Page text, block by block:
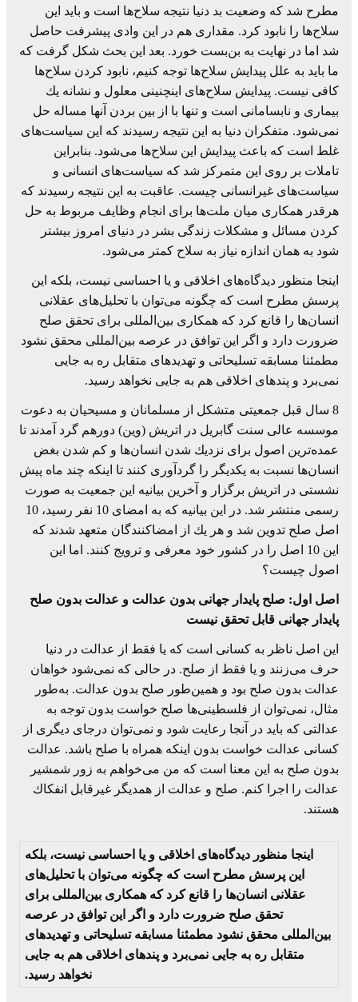
مطرح شد كه وضعیت بد دنیا نتیجه سلاح‌ها است و باید این
سلاح‌ها را نابود كرد. مقداری هم در این وادی پیشرفت حاصل
شد اما در نهایت به بن‌بست خورد. بعد این بحث شكل گرفت كه
ما باید به علل پیدایش سلاح‌ها توجه كنیم، نابود كردن سلاح‌ها
كافی نیست. پیدایش سلاح‌های اینچنینی معلول و نشانه یك
بیماری و نابسامانی است و تنها با از بین بردن آنها مساله حل
نمی‌شود. متفكران دنیا به این نتیجه رسیدند كه این سیاست‌های
غلط است كه باعث پیدایش این سلاح‌ها می‌شود. بنابراین
تاملات بر روی این متمركز شد كه سیاست‌های انسانی و
سیاست‌های غیرانسانی چیست. عاقبت به این نتیجه رسیدند كه
هرقدر همكاری میان ملت‌ها برای انجام وظایف مربوط به حل
كردن مسائل و مشكلات زندگی بشر در دنیای امروز بیشتر
شود به همان اندازه نیاز به سلاح كمتر می‌شود.
اینجا منظور دیدگاه‌های اخلاقی و یا احساسی نیست، بلكه این
پرسش مطرح است كه چگونه می‌توان با تحلیل‌های عقلانی
انسان‌ها را قانع كرد كه همكاری بین‌المللی برای تحقق صلح
ضرورت دارد و اگر این توافق در عرصه بین‌المللی محقق نشود
مطمئنا مسابقه تسلیحاتی و تهدیدهای متقابل ره به جایی
نمی‌برد و پندهای اخلاقی هم به جایی نخواهد رسید.
8 سال قبل جمعیتی متشكل از مسلمانان و مسیحیان به دعوت
موسسه عالی سنت گابریل در اتریش (وین) دورهم گرد آمدند تا
عمده‌ترین اصول برای نزدیك شدن انسان‌ها و كم شدن بغض
انسان‌ها نسبت به یكدیگر را گردآوری كنند تا اینكه چند ماه پیش
نشستی در اتریش برگزار و آخرین بیانیه این جمعیت به صورت
رسمی منتشر شد. در این بیانیه كه به امضای 10 نفر رسید، 10
اصل صلح تدوین شد و هر یك از امضاكنندگان متعهد شدند كه
این 10 اصل را در كشور خود معرفی و ترویج كنند. اما این
اصول چیست؟
اصل اول: صلح پایدار جهانی بدون عدالت و عدالت بدون صلح
پایدار جهانی قابل تحقق نیست
این اصل ناظر به كسانی است كه یا فقط از عدالت در دنیا
حرف می‌زنند و یا فقط از صلح. در حالی كه نمی‌شود خواهان
عدالت بدون صلح بود و همین‌طور صلح بدون عدالت. به‌طور
مثال، نمی‌توان از فلسطینی‌ها صلح خواست بدون توجه به
عدالتی كه باید در آنجا رعایت شود و نمی‌توان درجای دیگری از
كسانی عدالت خواست بدون اینكه همراه با صلح باشد. عدالت
بدون صلح به این معنا است كه من می‌خواهم به زور شمشیر
عدالت را اجرا كنم. صلح و عدالت از همدیگر غیرقابل انفكاك
هستند.
اینجا منظور دیدگاه‌های اخلاقی و یا احساسی نیست، بلكه
این پرسش مطرح است كه چگونه می‌توان با تحلیل‌های
عقلانی انسان‌ها را قانع كرد كه همكاری بین‌المللی برای
تحقق صلح ضرورت دارد و اگر این توافق در عرصه
بین‌المللی محقق نشود مطمئنا مسابقه تسلیحاتی و تهدیدهای
متقابل ره به جایی نمی‌برد و پندهای اخلاقی هم به جایی
نخواهد رسید.